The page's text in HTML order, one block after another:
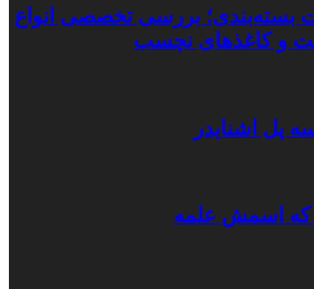
بسته‌بندی؛ بررسی تخصصی انواع
و کاغذهای نچسب
پل اشنایدر
که اسمش علمه